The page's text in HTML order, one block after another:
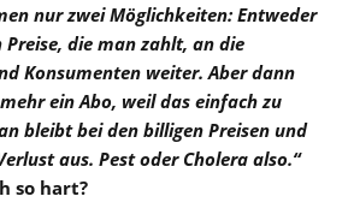
nur zwei Möglichkeiten: Entweder
die man zahlt, an die
Konsumenten weiter. Aber dann
ein Abo, weil das einfach zu
bleibt bei den billigen Preisen und
aus. Pest oder Cholera also.“
so hart?